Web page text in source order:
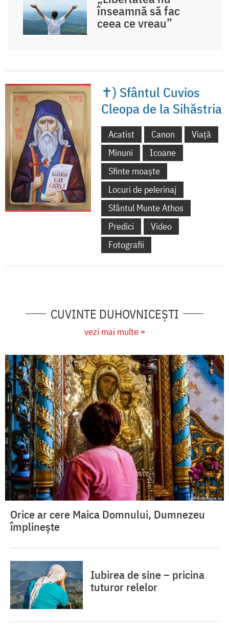
înseamnă să fac
ceea ce vreau”
✝) Sfântul Cuvios
Cleopa de la Sihăstria
Acatist Canon
Viață
Minuni
Icoane
Sfinte moaște
Locuri de pelerinaj
Sfântul Munte Athos
Predici
Video
Fotografii
CUVINTE DUHOVNICEȘTI
vezi mai multe »
Orice ar cere Maica Domnului, Dumnezeu
împlinește
Iubirea de sine – pricina
tuturor relelor